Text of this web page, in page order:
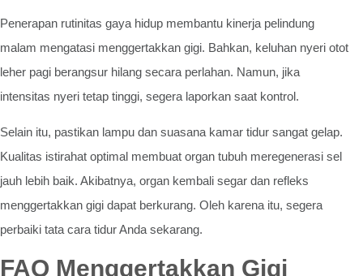
Penerapan rutinitas gaya hidup membantu kinerja pelindung
malam mengatasi menggertakkan gigi. Bahkan, keluhan nyeri otot
leher pagi berangsur hilang secara perlahan. Namun, jika
intensitas nyeri tetap tinggi, segera laporkan saat kontrol.
Selain itu, pastikan lampu dan suasana kamar tidur sangat gelap.
Kualitas istirahat optimal membuat organ tubuh meregenerasi sel
jauh lebih baik. Akibatnya, organ kembali segar dan refleks
menggertakkan gigi dapat berkurang. Oleh karena itu, segera
perbaiki tata cara tidur Anda sekarang.
FAQ Menggertakkan Gigi